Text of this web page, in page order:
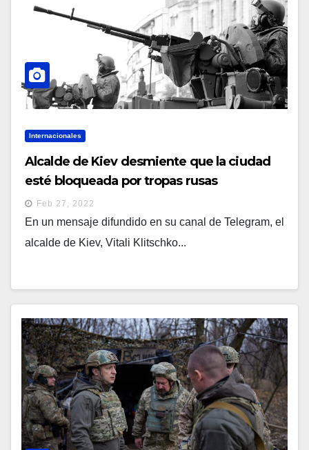
Internacionales
Alcalde de Kiev desmiente que la ciudad
esté bloqueada por tropas rusas
Feb 27, 2022
En un mensaje difundido en su canal de Telegram, el
alcalde de Kiev, Vitali Klitschko...